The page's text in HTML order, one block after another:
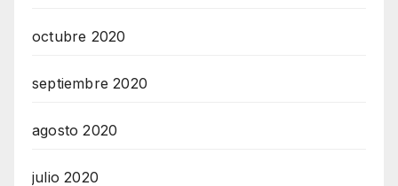
octubre 2020
septiembre 2020
agosto 2020
julio 2020